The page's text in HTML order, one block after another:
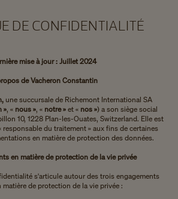
DE CONFIDENTIALITÉ
mise à jour : Juillet 2024
de Vacheron Constantin
une succursale de Richemont International SA
», « nous », « notre »et « nos ») a son siège social
10, 1228 Plan-les-Ouates, Switzerland. Elle est
responsable du traitement » aux fins de certaines
en matière de protection des données.
en matière de protection de la vie privée
s'articule autour des trois engagements
matière de protection de la vie privée :